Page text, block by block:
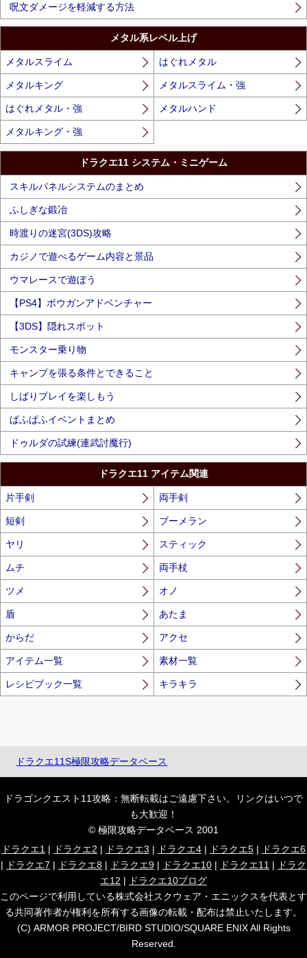
呪文ダメージを軽減する方法
メタル系レベル上げ
メタルスライム はぐれメタル
メタルキング メタルスライム・強
はぐれメタル・強 メタルハンド
メタルキング・強
ドラクエ11 システム・ミニゲーム
スキルパネルシステムのまとめ
ふしぎな鍛冶
時渡りの迷宮(3DS)攻略
カジノで遊べるゲーム内容と景品
ウマレースで遊ぼう
【PS4】ボウガンアドベンチャー
【3DS】隠れスポット
モンスター乗り物
キャンプを張る条件とできること
しばりプレイを楽しもう
ぱふぱふイベントまとめ
ドゥルダの試練(連武討魔行)
ドラクエ11 アイテム関連
片手剣 両手剣
短剣 ブーメラン
ヤリ スティック
ムチ 両手杖
ツメ オノ
盾 あたま
からだ アクセ
アイテム一覧 素材一覧
レシピブック一覧 キラキラ
ドラクエ11S極限攻略データベース
ドラゴンクエスト11攻略：無断転載はご遠慮下さい。リンクはいつで
も大歓迎！
© 極限攻略データベース 2001
ドラクエ1 | ドラクエ2 | ドラクエ3 | ドラクエ4 | ドラクエ5 |
ドラクエ6
|
ドラクエ7 | ドラクエ8 | ドラクエ9 | ドラクエ10 | ドラクエ11 |
ドラク
エ12 |
ドラクエ10ブログ
このページで利用している株式会社スクウェア・エニックスを代表とす
る共同著作者が権利を所有する画像の転載・配布は禁止いたします。
(C) ARMOR PROJECT/BIRD STUDIO/SQUARE ENIX All Rights
Reserved.